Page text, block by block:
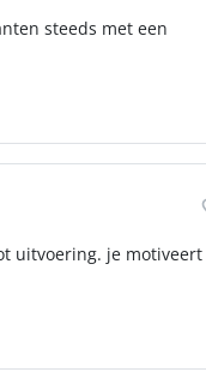
steeds met een
uitvoering. je motiveert